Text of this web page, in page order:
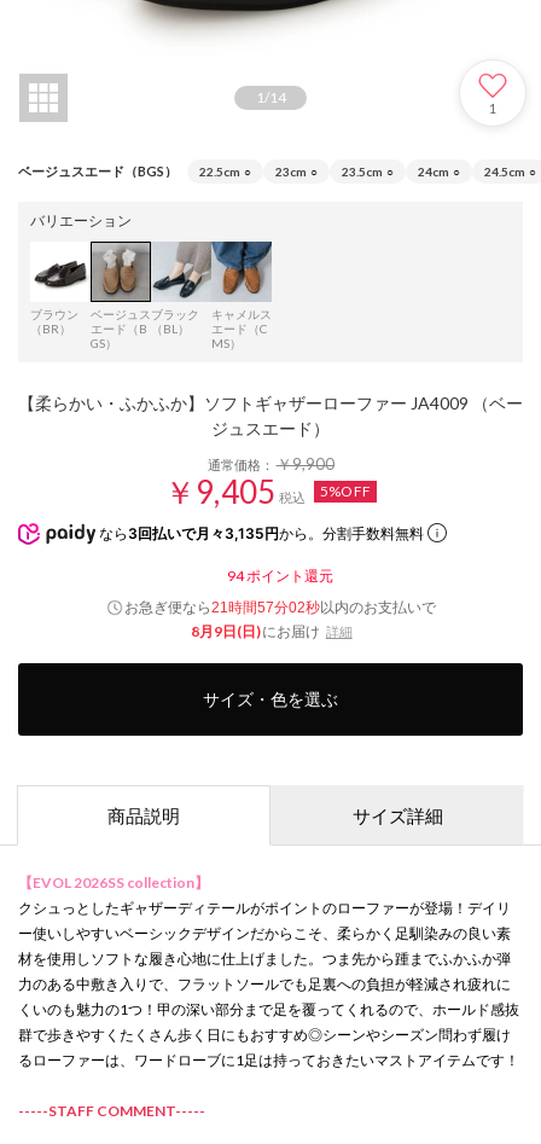
1 /14
1
ベージュスエード（BGS） 22.5cm ○ 23cm ○ 23.5cm ○ 24cm ○ 24.5cm ○
バリエーション
ブラウン
（BR）
ベージュス
エード（B
GS）
ブラック
（BL）
キャメルス
エード（C
MS）
【柔らかい・ふかふか】ソフトギャザーローファー JA4009 （ベー
ジュスエード）
通常価格：￥9,900
￥9,405 税込 5%OFF
なら 3回払いで月々3,135円から。分割手数料無料
94ポイント還元
お急ぎ便なら21時間57分01秒以内のお支払いで
8月9日(日)にお届け 詳細
サイズ・色を選ぶ
商品説明 サイズ詳細
【EVOL 2026SS collection】
クシュっとしたギャザーディテールがポイントのローファーが登場！デイリ
ー使いしやすいベーシックデザインだからこそ、柔らかく足馴染みの良い素
材を使用しソフトな履き心地に仕上げました。つま先から踵までふかふか弾
力のある中敷き入りで、フラットソールでも足裏への負担が軽減され疲れに
くいのも魅力の1つ！甲の深い部分まで足を覆ってくれるので、ホールド感抜
群で歩きやすくたくさん歩く日にもおすすめ◎シーンやシーズン問わず履け
るローファーは、ワードローブに1足は持っておきたいマストアイテムです！
-----STAFF COMMENT-----